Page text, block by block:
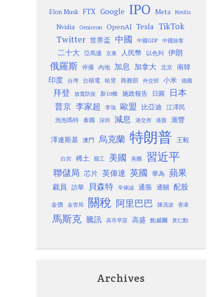
Elon Musk FTX Google IPO Meta Netflix
Nvidia Omicron OpenAI Tesla TikTok
Twitter 世界盃 中國 中國GDP 中國旅客
二十大 亞馬遜 京東 人民幣 以色列 伊朗
俄羅斯 停擺 內地 加息 加拿大 北京
南韓
印度
台灣 台積電 哈里 商務部 外交部 小米 德國
拜登 放寬防疫 新10條 施政報告 日圓 日本
普京 李家超 李強 歐盟 比亞迪 江澤民
泡泡瑪特 泰國 深圳 減息 港交所 港股 滙豐
澤連斯基 澳門 烏克蘭 特朗普 王毅
白宮 稀土 罷工 美國 美團 習近平
聯儲局 芯片 英偉達 英國 華為 蘋果
裁員 訪華 貝森特 辛偉誠 通脹 通關 配股
金價 金管局 關稅 阿里巴巴 陳茂波 香港
馬斯克 騰訊 高市早苗 高盛 鮑威爾 黃仁勳
Archives